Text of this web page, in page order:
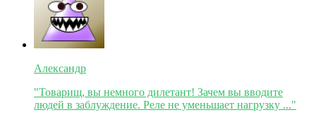
Александр
"Товарищ, вы немного дилетант! Зачем вы вводите
людей в заблуждение. Реле не уменьшает нагрузку ..."